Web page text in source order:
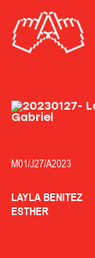
M01/J27/A2023
LAYLA BENITEZ
ESTHER